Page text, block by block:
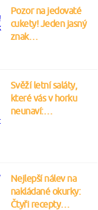
Pozor na jedovaté
cukety! Jeden jasný
znak…
Svěží letní saláty,
které vás v horku
neunaví:…
Nejlepší nálev na
nakládané okurky:
Čtyři recepty…